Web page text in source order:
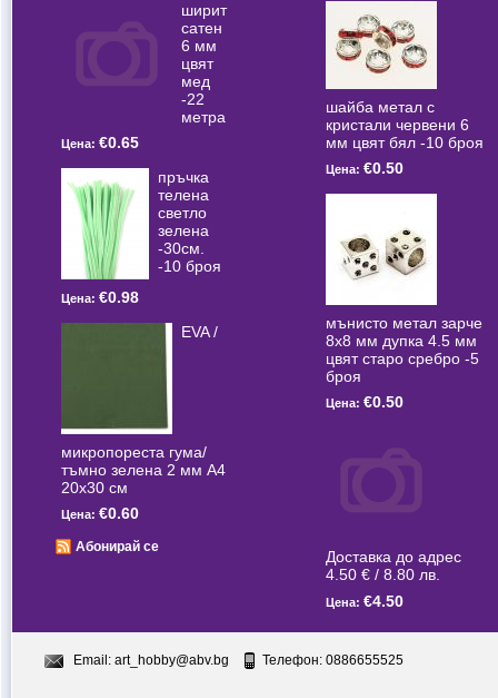
ширит
сатен
6 мм
цвят
мед
-22
метра
Цена: €0.65
пръчка
телена
светлo
зелена
-30см.
-10 броя
Цена: €0.98
EVA /
микропореста гума/
тъмно зелена 2 мм А4
20x30 см
Цена: €0.60
Абонирай се
шайба метал с
кристали червени 6
мм цвят бял -10 броя
Цена: €0.50
мънисто метал зарче
8x8 мм дупка 4.5 мм
цвят старо сребро -5
броя
Цена: €0.50
Доставка до адрес
4.50 € / 8.80 лв.
Цена: €4.50
Email: art_hobby@abv.bg Телефон: 0886655525